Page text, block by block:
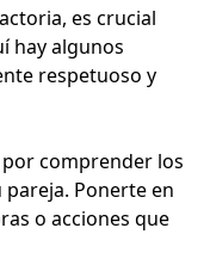
es crucial
hay algunos
respetuoso y
comprender los
Ponerte en
o acciones que